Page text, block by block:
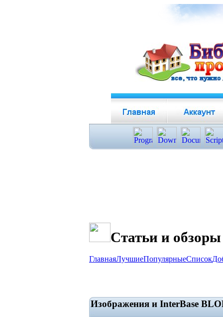
Статьи и обзоры
ГлавнаяЛучшиеПопулярныеСписок
Изображения и InterBase